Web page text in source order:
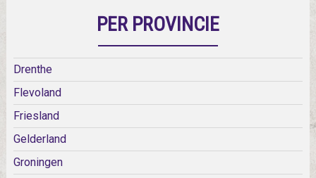
PER PROVINCIE
Drenthe
Flevoland
Friesland
Gelderland
Groningen